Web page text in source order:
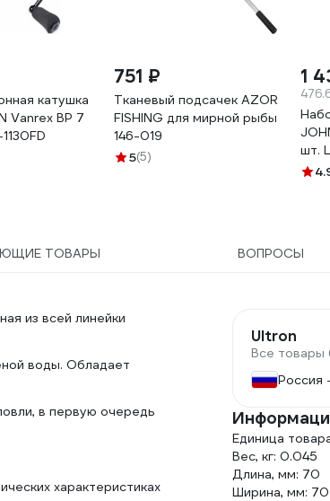
катушка
Vanrex BP 7
751 ₽
Тканевый подсачек AZOR
FISHING для мирной рыбы
146-019
5(5)
1
шт.
ТОВАРЫ ВОПРОСЫ
из всей линейки
воды. Обладает
в первую очередь
характеристиках
Ultron
Все товары
Россия
Единица
Вес, кг: 0.045
Длина, мм: 70
Ширина, мм: 70